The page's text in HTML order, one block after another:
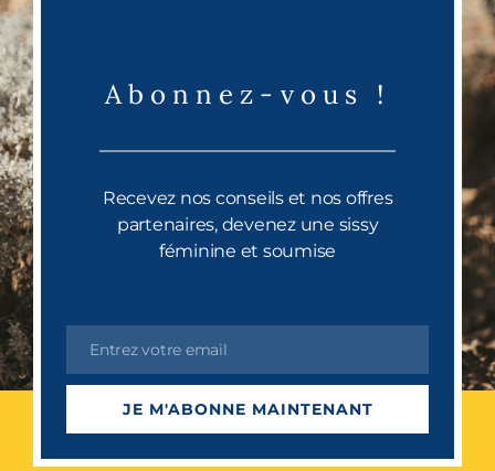
Abonnez-vous !
Recevez nos conseils et nos offres
partenaires, devenez une sissy
féminine et soumise
Email
Entrez votre email
JE M'ABONNE MAINTENANT